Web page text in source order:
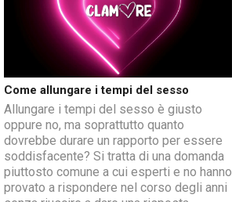
Come allungare i tempi del sesso
Allungare i tempi del sesso è giusto
oppure no, ma soprattutto quanto
dovrebbe durare un rapporto per essere
soddisfacente? Si tratta di una domanda
piuttosto comune a cui esperti e no hanno
provato a rispondere nel corso degli anni